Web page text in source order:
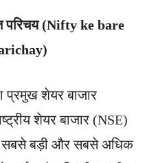
परिचय (Nifty ke bare
प्रमुख शेयर बाजार
शेयर बाजार (NSE)
सबसे बड़ी और सबसे अधिक